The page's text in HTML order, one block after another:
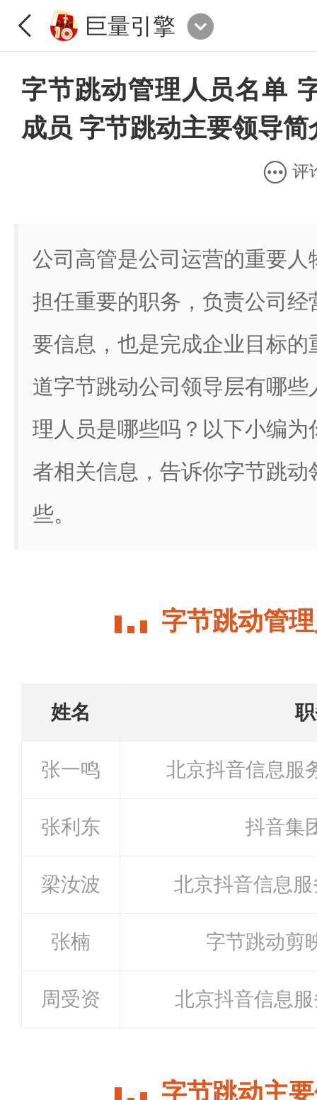
巨量引擎
字节跳动管理人员名单
成员 字节跳动主要领导简
评
公司高管是公司运营的重要
担任重要的职务，负责公司
要信息，也是完成企业目标
道字节跳动公司领导层有哪
理人员是哪些吗？以下小编
者相关信息，告诉你字节跳动
些。
字节跳动管
姓名
张一鸣 北京抖音信息服
张利东 抖音集
梁汝波 北京抖音信息
张楠 字节跳动剪
周受资 北京抖音信息
字节跳动主